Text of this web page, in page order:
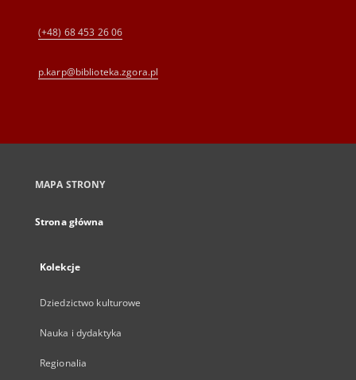
(+48) 68 453 26 06
p.karp@biblioteka.zgora.pl
MAPA STRONY
Strona główna
Kolekcje
Dziedzictwo kulturowe
Nauka i dydaktyka
Regionalia